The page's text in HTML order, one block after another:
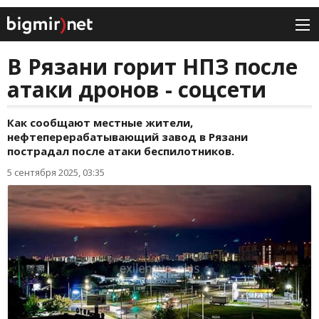
В Рязани горит НПЗ после
атаки дронов - соцсети
Как сообщают местные жители,
нефтеперерабатывающий завод в Рязани
пострадал после атаки беспилотников.
5 сентября 2025, 03:35